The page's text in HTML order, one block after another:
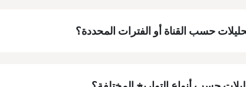
حسب القناة أو الفترات المحددة؟